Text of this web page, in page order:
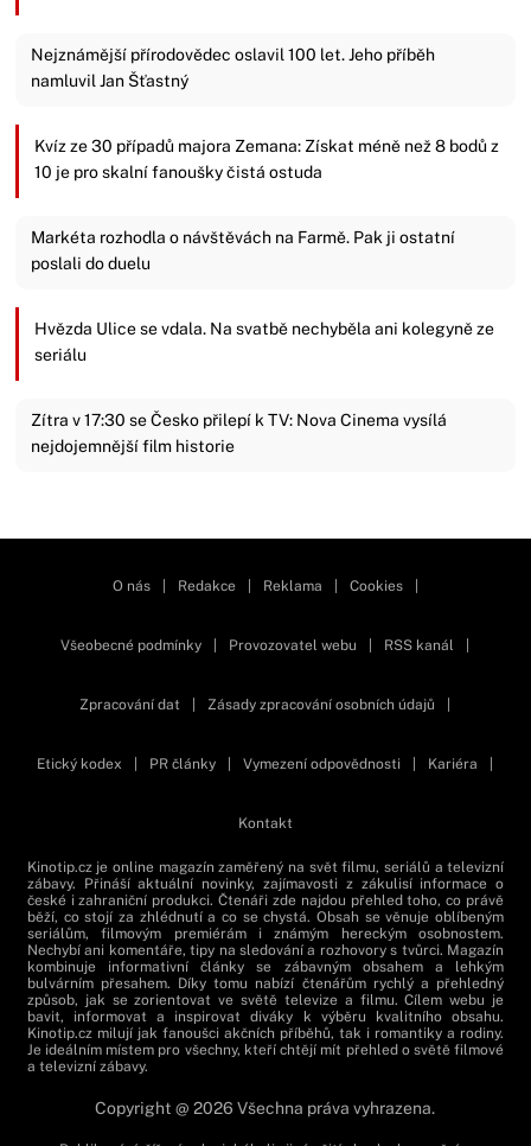
Nejznámější přírodovědec oslavil 100 let. Jeho příběh
namluvil Jan Šťastný
Kvíz ze 30 případů majora Zemana: Získat méně než 8 bodů z
10 je pro skalní fanoušky čistá ostuda
Markéta rozhodla o návštěvách na Farmě. Pak ji ostatní
poslali do duelu
Hvězda Ulice se vdala. Na svatbě nechyběla ani kolegyně ze
seriálu
Zítra v 17:30 se Česko přilepí k TV: Nova Cinema vysílá
nejdojemnější film historie
O nás Redakce Reklama Cookies
Všeobecné podmínky Provozovatel webu RSS kanál
Zpracování dat Zásady zpracování osobních údajů
Etický kodex PR články Vymezení odpovědnosti Kariéra
Kontakt
Kinotip.cz je online magazín zaměřený na svět filmu, seriálů a televizní
zábavy. Přináší aktuální novinky, zajímavosti z zákulisí informace o
české i zahraniční produkci. Čtenáři zde najdou přehled toho, co právě
běží, co stojí za zhlédnutí a co se chystá. Obsah se věnuje oblíbeným
seriálům, filmovým premiérám i známým hereckým osobnostem.
Nechybí ani komentáře, tipy na sledování a rozhovory s tvůrci. Magazín
kombinuje informativní články se zábavným obsahem a lehkým
bulvárním přesahem. Díky tomu nabízí čtenářům rychlý a přehledný
způsob, jak se zorientovat ve světě televize a filmu. Cílem webu je
bavit, informovat a inspirovat diváky k výběru kvalitního obsahu.
Kinotip.cz milují jak fanoušci akčních příběhů, tak i romantiky a rodiny.
Je ideálním místem pro všechny, kteří chtějí mít přehled o světě filmové
a televizní zábavy.
Copyright @ 2026 Všechna práva vyhrazena.